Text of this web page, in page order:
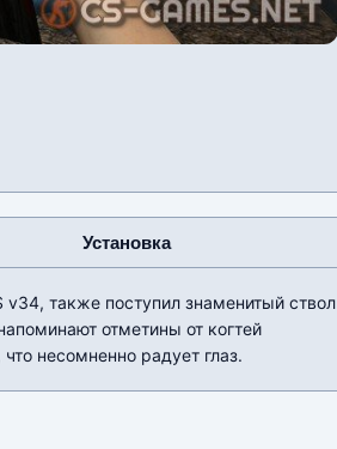
Установка
v34, также поступил знаменитый ствол
отметины от когтей
несомненно радует глаз.